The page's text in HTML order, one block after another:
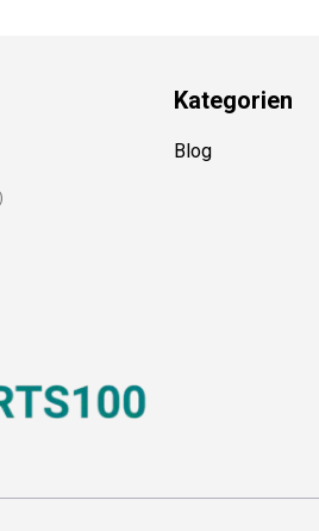
Kategorien
Blog